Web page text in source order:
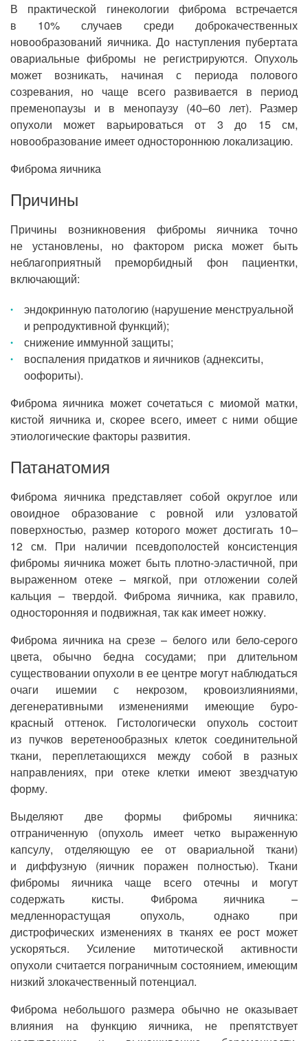
В практической гинекологии фиброма встречается
в 10% случаев среди доброкачественных
новообразований яичника. До наступления пубертата
овариальные фибромы не регистрируются. Опухоль
может возникать, начиная с периода полового
созревания, но чаще всего развивается в период
пременопаузы и в менопаузу (40–60 лет). Размер
опухоли может варьироваться от 3 до 15 см,
новообразование имеет одностороннюю локализацию.
Фиброма яичника
Причины
Причины возникновения фибромы яичника точно
не установлены, но фактором риска может быть
неблагоприятный преморбидный фон пациентки,
включающий:
эндокринную патологию (нарушение менструальной
и репродуктивной функций);
снижение иммунной защиты;
воспаления придатков и яичников (аднекситы,
оофориты).
Фиброма яичника может сочетаться с миомой матки,
кистой яичника и, скорее всего, имеет с ними общие
этиологические факторы развития.
Патанатомия
Фиброма яичника представляет собой округлое или
овоидное образование с ровной или узловатой
поверхностью, размер которого может достигать 10–
12 см. При наличии псевдополостей консистенция
фибромы яичника может быть плотно-эластичной, при
выраженном отеке – мягкой, при отложении солей
кальция – твердой. Фиброма яичника, как правило,
односторонняя и подвижная, так как имеет ножку.
Фиброма яичника на срезе – белого или бело-серого
цвета, обычно бедна сосудами; при длительном
существовании опухоли в ее центре могут наблюдаться
очаги ишемии с некрозом, кровоизлияниями,
дегенеративными изменениями имеющие буро-
красный оттенок. Гистологически опухоль состоит
из пучков веретенообразных клеток соединительной
ткани, переплетающихся между собой в разных
направлениях, при отеке клетки имеют звездчатую
форму.
Выделяют две формы фибромы яичника:
отграниченную (опухоль имеет четко выраженную
капсулу, отделяющую ее от овариальной ткани)
и диффузную (яичник поражен полностью). Ткани
фибромы яичника чаще всего отечны и могут
содержать кисты. Фиброма яичника –
медленнорастущая опухоль, однако при
дистрофических изменениях в тканях ее рост может
ускоряться. Усиление митотической активности
опухоли считается пограничным состоянием, имеющим
низкий злокачественный потенциал.
Фиброма небольшого размера обычно не оказывает
влияния на функцию яичника, не препятствует